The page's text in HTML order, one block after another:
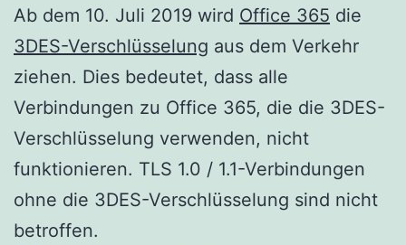
Ab dem 10. Juli 2019 wird Office 365 die
3DES-Verschlüsselung aus dem Verkehr
ziehen. Dies bedeutet, dass alle
Verbindungen zu Office 365, die die 3DES-
Verschlüsselung verwenden, nicht
funktionieren. TLS 1.0 / 1.1-Verbindungen
ohne die 3DES-Verschlüsselung sind nicht
betroffen.